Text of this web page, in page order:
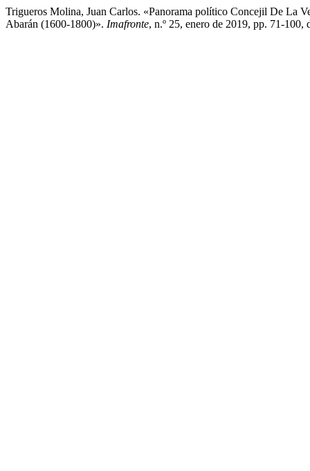
Trigueros Molina, Juan Carlos. «Panorama político Concejil De La
Abarán (1600-1800)». Imafronte, n.º 25, enero de 2019, pp. 71-